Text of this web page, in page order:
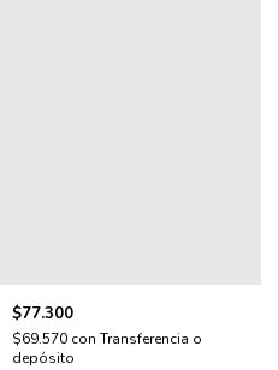
$77.300
$69.570 con Transferencia o
depósito